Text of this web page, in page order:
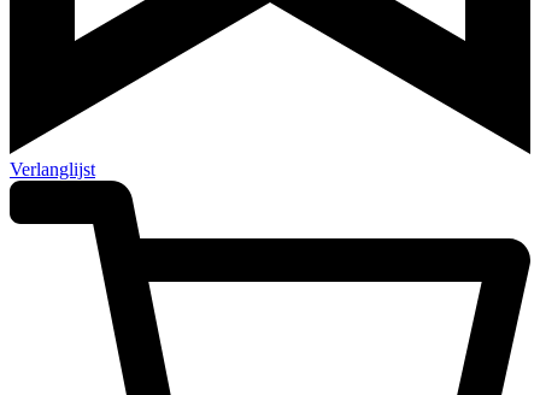
Verlanglijst